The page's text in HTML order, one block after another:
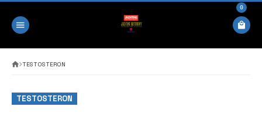
0
TESTOSTERON
TESTOSTERON